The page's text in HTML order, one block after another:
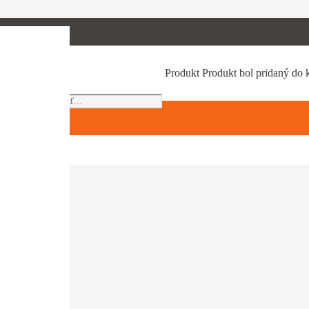
Products
search
Produkt Produkt bol pridaný do